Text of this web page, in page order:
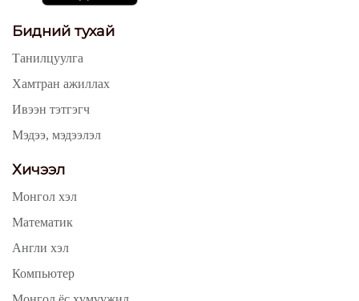
Бидний тухай
Танилцуулга
Хамтран ажиллах
Ивээн тэтгэгч
Мэдээ, мэдээлэл
Хичээл
Монгол хэл
Математик
Англи хэл
Компьютер